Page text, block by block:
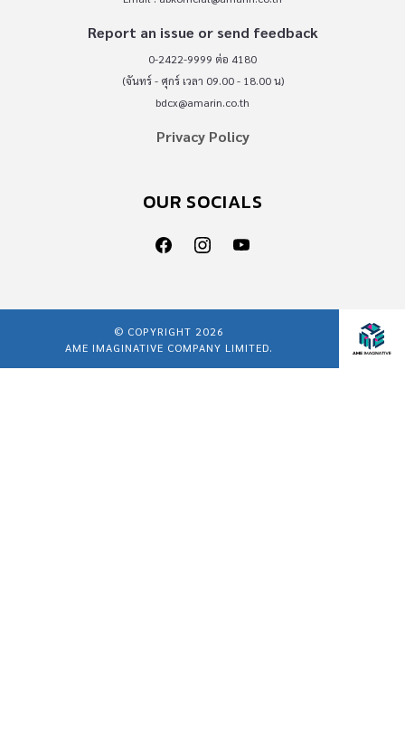
Report an issue or send feedback
0-2422-9999 ต่อ 4180
(จันทร์ - ศุกร์ เวลา 09.00 - 18.00 น)
bdcx@amarin.co.th
Privacy Policy
OUR SOCIALS
© COPYRIGHT 2026
AME IMAGINATIVE COMPANY LIMITED.